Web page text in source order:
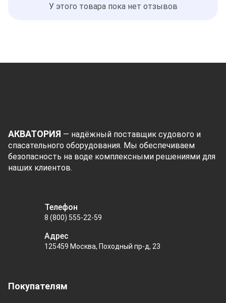
У этого товара пока нет отзывов
АКВАТОРИЯ — надёжный поставщик судового и
спасательного оборудования. Мы обеспечиваем
безопасность на воде комплексными решениями для
наших клиентов.
Покупателям
Телефон
8 (800) 555-22-59
Адрес
125459 Москва, Походный пр-д, 23